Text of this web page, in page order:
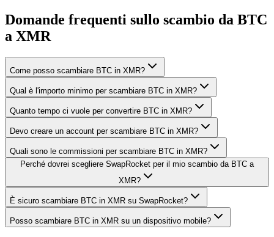
Domande frequenti sullo scambio da BTC
a XMR
Come posso scambiare BTC in XMR?
Qual è l'importo minimo per scambiare BTC in XMR?
Quanto tempo ci vuole per convertire BTC in XMR?
Devo creare un account per scambiare BTC in XMR?
Quali sono le commissioni per scambiare BTC in XMR?
Perché dovrei scegliere SwapRocket per il mio scambio da BTC a
XMR?
È sicuro scambiare BTC in XMR su SwapRocket?
Posso scambiare BTC in XMR su un dispositivo mobile?